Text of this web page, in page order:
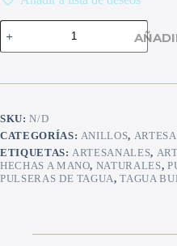
Anillo
tagua
redondo
SKU:N/D
CATEGORÍAS: ANILLOS,
ETIQUETAS: ARTESANALES,
HECHAS A MANO, NATURALES,
PULSERAS DE TAGUA,TAGUA